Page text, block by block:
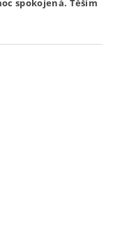
spokojená. Těším
G.